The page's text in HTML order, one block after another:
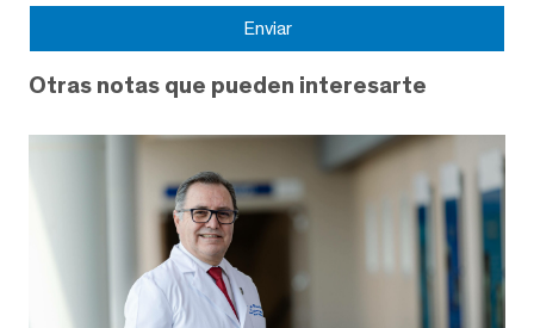
Otras notas que pueden interesarte